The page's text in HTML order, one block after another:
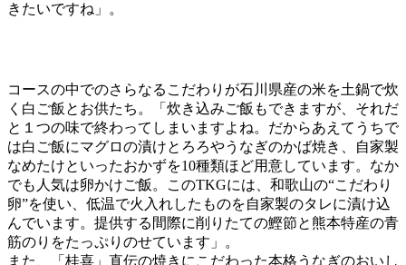
きたいですね」。
コースの中でのさらなるこだわりが石川県産の米を土鍋で炊
く白ご飯とお供たち。「炊き込みご飯もできますが、それだ
と１つの味で終わってしまいますよね。だからあえてうちで
は白ご飯にマグロの漬けとろろやうなぎのかば焼き、自家製
なめたけといったおかずを10種類ほど用意しています。なか
でも人気は卵かけご飯。このTKGには、和歌山の“こだわり
卵”を使い、低温で火入れしたものを自家製のタレに漬け込
んでいます。提供する間際に削りたての鰹節と熊本特産の青
筋のりをたっぷりのせています」。
また、「桂喜」直伝の焼きにこだわった本格うなぎのおいし